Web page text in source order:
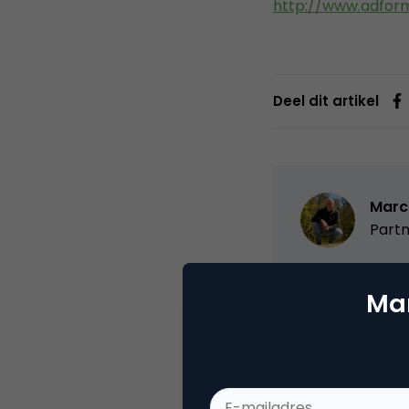
http://
Deel dit artikel
VPRO,